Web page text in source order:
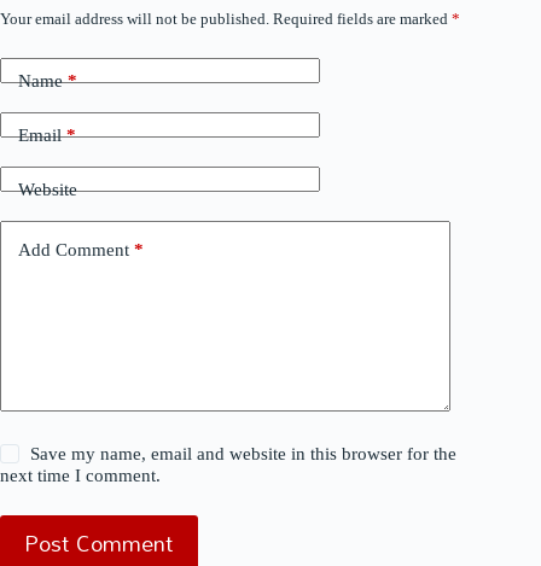
Your email address will not be published. Required fields are marked *
Name*
Email*
Website
Add Comment *
Save my name, email and website in this browser for the
next time I comment.
Post Comment